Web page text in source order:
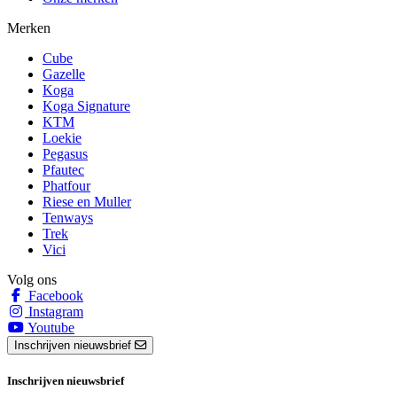
Merken
Cube
Gazelle
Koga
Koga Signature
KTM
Loekie
Pegasus
Pfautec
Phatfour
Riese en Muller
Tenways
Trek
Vici
Volg ons
Facebook
Instagram
Youtube
Inschrijven nieuwsbrief
Inschrijven nieuwsbrief